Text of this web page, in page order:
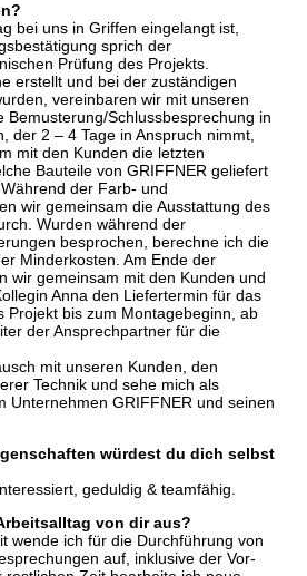
bei uns in Griffen eingelangt ist,
sprich der
Prüfung des Projekts.
erstellt und bei der zuständigen
vereinbaren wir mit unseren
Bemusterung/Schlussbesprechung in
der 2 – 4 Tage in Anspruch nimmt,
mit den Kunden die letzten
Bauteile von GRIFFNER geliefert
der Farb- und
wir gemeinsam die Ausstattung des
Wurden während der
besprochen, berechne ich die
Minderkosten. Am Ende der
wir gemeinsam mit den Kunden und
Anna den Liefertermin für das
Projekt bis zum Montagebeginn, ab
der Ansprechpartner für die
mit unseren Kunden, den
Technik und sehe mich als
Unternehmen GRIFFNER und seinen
würdest du dich selbst
geduldig & teamfähig.
von dir aus?
wende ich für die Durchführung von
auf, inklusive der Vor-